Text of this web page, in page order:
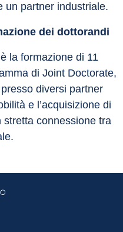
un partner industriale.
dei dottorandi
la formazione di 11
di Joint Doctorate,
diversi partner
e l’acquisizione di
connessione tra